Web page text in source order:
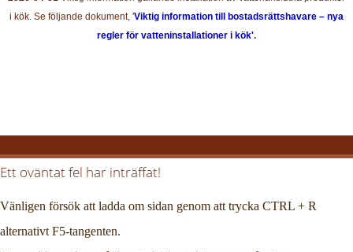
i kök. Se följande dokument, 'Viktig information till bostadsrättshavare – nya
regler för vatteninstallationer i kök'.
Ett oväntat fel har inträffat!
Vänligen försök att ladda om sidan genom att trycka CTRL + R
alternativt F5-tangenten.